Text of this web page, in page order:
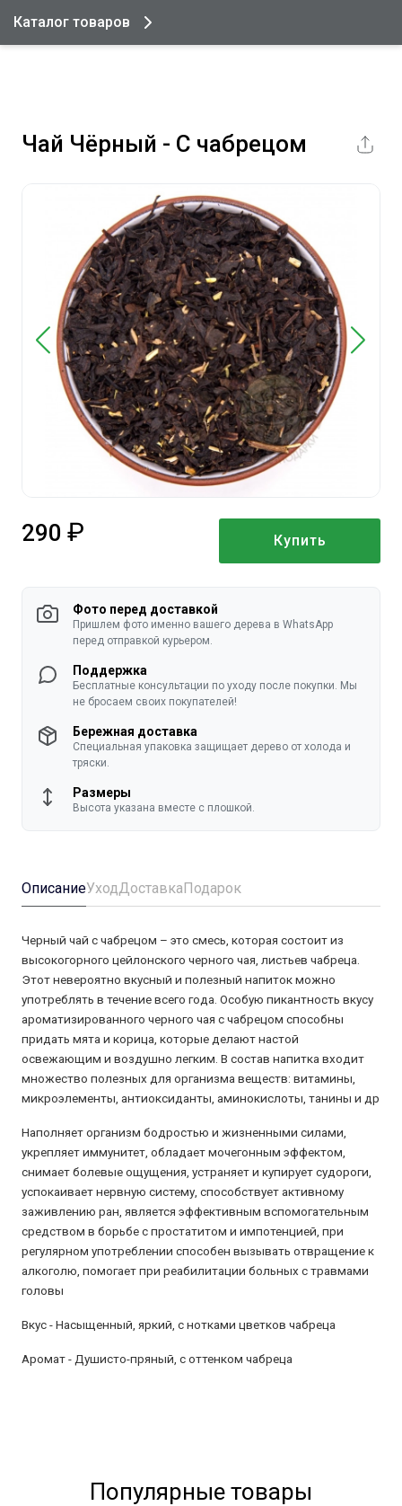
Каталог товаров
Чай Чёрный - С чабрецом
290 Купить
Фото перед доставкой
Пришлем фото именно вашего дерева в WhatsApp
перед отправкой курьером.
Поддержка
Бесплатные консультации по уходу после покупки. Мы
не бросаем своих покупателей!
Бережная доставка
Специальная упаковка защищает дерево от холода и
тряски.
Размеры
Высота указана вместе с плошкой.
ОписаниеУходДоставкаПодарок
Черный чай с чабрецом – это смесь, которая состоит из
высокогорного цейлонского черного чая, листьев чабреца.
Этот невероятно вкусный и полезный напиток можно
употреблять в течение всего года. Особую пикантность вкусу
ароматизированного черного чая с чабрецом способны
придать мята и корица, которые делают настой
освежающим и воздушно легким. В состав напитка входит
множество полезных для организма веществ: витамины,
микроэлементы, антиоксиданты, аминокислоты, танины и др
Наполняет организм бодростью и жизненными силами,
укрепляет иммунитет, обладает мочегонным эффектом,
снимает болевые ощущения, устраняет и купирует судороги,
успокаивает нервную систему, способствует активному
заживлению ран, является эффективным вспомогательным
средством в борьбе с простатитом и импотенцией, при
регулярном употреблении способен вызывать отвращение к
алкоголю, помогает при реабилитации больных с травмами
головы
Вкус -Насыщенный, яркий, с нотками цветков чабреца
Аромат - Душисто-пряный, с оттенком чабреца
Популярные товары